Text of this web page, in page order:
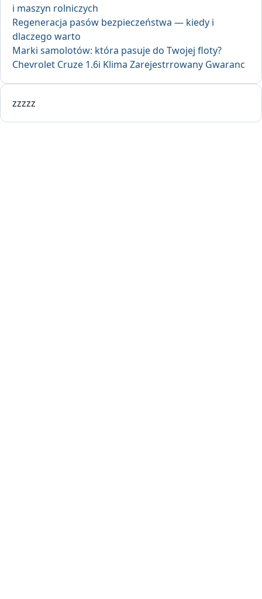
i maszyn rolniczych
Regeneracja pasów bezpieczeństwa — kiedy i
dlaczego warto
Marki samolotów: która pasuje do Twojej floty?
Chevrolet Cruze 1.6i Klima Zarejestrrowany Gwaranc
zzzzz